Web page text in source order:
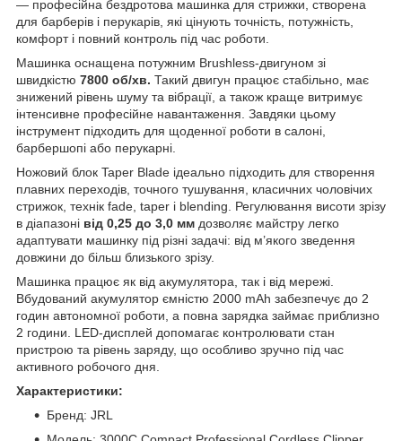
— професійна бездротова машинка для стрижки, створена
для барберів і перукарів, які цінують точність, потужність,
комфорт і повний контроль під час роботи.
Машинка оснащена потужним Brushless-двигуном зі
швидкістю 7800 об/хв. Такий двигун працює стабільно, має
знижений рівень шуму та вібрації, а також краще витримує
інтенсивне професійне навантаження. Завдяки цьому
інструмент підходить для щоденної роботи в салоні,
барбершопі або перукарні.
Ножовий блок Taper Blade ідеально підходить для створення
плавних переходів, точного тушування, класичних чоловічих
стрижок, технік fade, taper і blending. Регулювання висоти зрізу
в діапазоні від 0,25 до 3,0 мм дозволяє майстру легко
адаптувати машинку під різні задачі: від м’якого зведення
довжини до більш близького зрізу.
Машинка працює як від акумулятора, так і від мережі.
Вбудований акумулятор ємністю 2000 mAh забезпечує до 2
годин автономної роботи, а повна зарядка займає приблизно
2 години. LED-дисплей допомагає контролювати стан
пристрою та рівень заряду, що особливо зручно під час
активного робочого дня.
Характеристики:
Бренд: JRL